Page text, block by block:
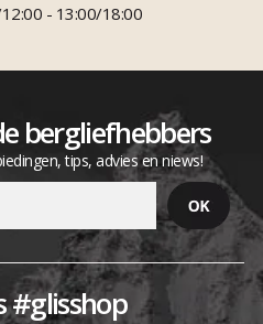
- 13:00/18:00
bergliefhebbers
tips, advies en niews!
#glisshop